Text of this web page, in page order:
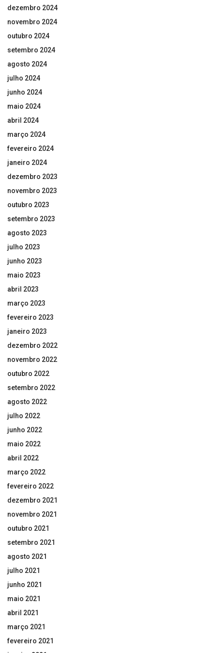
dezembro 2024
novembro 2024
outubro 2024
setembro 2024
agosto 2024
julho 2024
junho 2024
maio 2024
abril 2024
março 2024
fevereiro 2024
janeiro 2024
dezembro 2023
novembro 2023
outubro 2023
setembro 2023
agosto 2023
julho 2023
junho 2023
maio 2023
abril 2023
março 2023
fevereiro 2023
janeiro 2023
dezembro 2022
novembro 2022
outubro 2022
setembro 2022
agosto 2022
julho 2022
junho 2022
maio 2022
abril 2022
março 2022
fevereiro 2022
dezembro 2021
novembro 2021
outubro 2021
setembro 2021
agosto 2021
julho 2021
junho 2021
maio 2021
abril 2021
março 2021
fevereiro 2021